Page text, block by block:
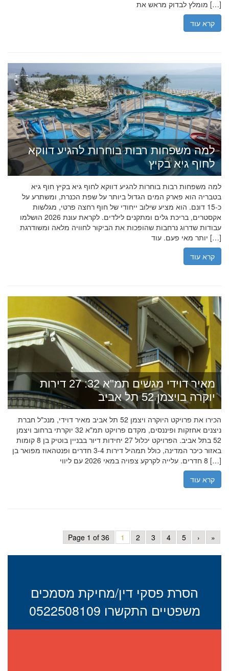
מומלץ לבדוק מראש את […]
קרא עוד
למה משפחות רבות בוחרות להגיע דווקא
לחוף גיא בקיץ
למה משפחות רבות בוחרות להגיע דווקא לחוף גיא בקיץ חוף גיא
בטבריה הוא פארק המים הגדול ביותר על שפת הכנרת, ומשתרע על
כ-15 דונם. הוא מציע שילוב ייחודי של חוף רחצה פרטי, מגלשות
אקסטרים, בריכת גלים ומתקנים לילדים. לקראת עונת 2026 הושלמו
עבודות שדרוג נרחבות שהופכות את הביקור לחוויה מלאה ומשודרגת
יותר מאי פעם. עוד […]
קרא עוד
מאיר דוידי מגשים תמ"א 32: 27 דירות
יוקרה בויצמן 52 תל אביב
הכירו את פרויקט היוקרה ויצמן 52 תל אביב מאיר דוידי, מנכ"ל חברת
ניצנים אחזקות ופיננסים, מקדם פרויקט תמ"א 32 יוקרתי ברחוב ויצמן
52 בתל אביב. הפרויקט יכלול 27 יחידות דיור בבניין בוטיק בן 8 קומות
באזור כיכר המדינה, כולל תמהיל דירות 3-4 חדרים ופנטהאוז מפואר בן
8 חדרים. עלייה לקרקע צפויה במאי 2026 עם ליווי […]
קרא עוד
Page 1 of 36 1 2 3 4 5 › »
הסרת פסקי דין/מחיקת מסמכים
משפטיים התקשרו 0522508109